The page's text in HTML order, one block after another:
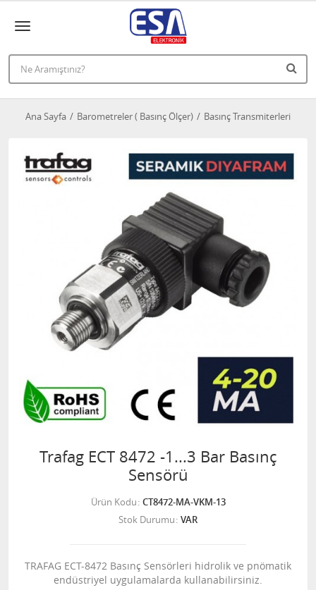
Ana Sayfa Barometreler ( Basınç Ölçer) Basınç Transmiterleri
Trafag ECT 8472 -1...3 Bar Basınç
Sensörü
Ürün Kodu CT8472-MA-VKM-13
Stok Durumu VAR
TRAFAG ECT-8472 Basınç Sensörleri hidrolik ve pnömatik
endüstriyel uygulamalarda kullanabilirsiniz.